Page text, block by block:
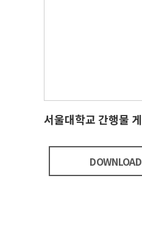
DOWNLOAD